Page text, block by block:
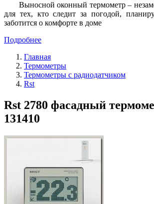
Выносной оконный термометр –
для тех, кто следит за погодой,
заботится о комфорте в доме
Подробнее
Главная
Термометры
Термометры с радиодатчиком
Rst
Rst 2780 фасадный
131410